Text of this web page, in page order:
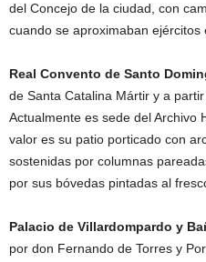
del Concejo de la ciudad, con
cuando se aproximaban ejércitos
Real Convento de Santo
de Santa Catalina Mártir y a
Actualmente es sede del Archivo
valor es su patio porticado con
sostenidas por columnas
por sus bóvedas pintadas al
Palacio de Villardompardo y
por don Fernando de Torres y